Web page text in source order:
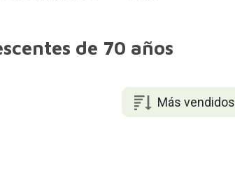
de 70 años
Más vendidos